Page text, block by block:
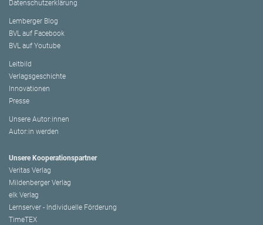
Datenschutzerklärung
Lemberger Blog
BVL auf Facebook
BVL auf Youtube
Leitbild
Verlagsgeschichte
Innovationen
Presse
Unsere Autor:innen
Autor:in werden
Unsere Kooperationspartner
Veritas Verlag
Mildenberger Verlag
elk Verlag
Lernserver - Individuelle Förderung
TimeTEX